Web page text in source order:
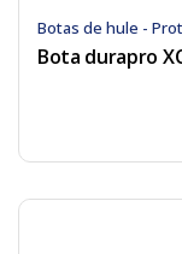
Botas de hule -
Bota durapro